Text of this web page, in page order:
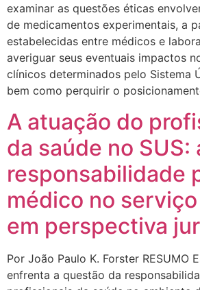
examinar as questões éticas
de medicamentos experimentais, a
estabelecidas entre médicos e
averiguar seus eventuais impactos
clínicos determinados pelo Sistema
bem como perquirir o
A atuação do
da saúde no SUS:
responsabilidade
médico no
em perspectiva
Por João Paulo K. Forster RESUMO
enfrenta a questão da